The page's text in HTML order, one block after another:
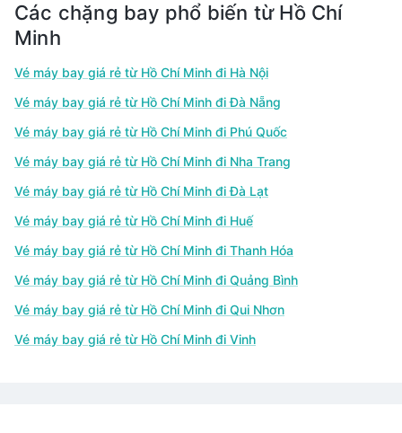
Các chặng bay phổ biến từ Hồ Chí
Minh
Vé máy bay giá rẻ từ Hồ Chí Minh đi Hà Nội
Vé máy bay giá rẻ từ Hồ Chí Minh đi Đà Nẵng
Vé máy bay giá rẻ từ Hồ Chí Minh đi Phú Quốc
Vé máy bay giá rẻ từ Hồ Chí Minh đi Nha Trang
Vé máy bay giá rẻ từ Hồ Chí Minh đi Đà Lạt
Vé máy bay giá rẻ từ Hồ Chí Minh đi Huế
Vé máy bay giá rẻ từ Hồ Chí Minh đi Thanh Hóa
Vé máy bay giá rẻ từ Hồ Chí Minh đi Quảng Bình
Vé máy bay giá rẻ từ Hồ Chí Minh đi Qui Nhơn
Vé máy bay giá rẻ từ Hồ Chí Minh đi Vinh